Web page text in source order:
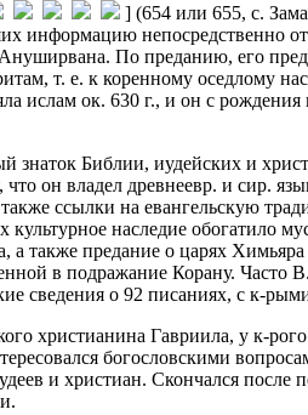
] (654 или 655, с.
информацию непосредственно
По преданию, его
т. е. к коренному оседлому
ок. 630 г., и он с
знаток Библии, иудейских и
он владел древнеевр. и сир.
ссылки на евангельскую
наследие обогатило
а также предание о царях
в подражание Корану. Часто
сведения о 92 писаниях, с к-
христианина Гавриила, у к-
богословскими
и христиан. Скончался